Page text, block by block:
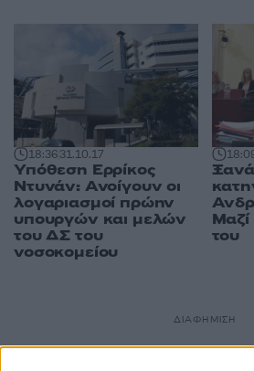
18:3631.10.17
Υπόθεση Ερρίκος
Ντυνάν: Ανοίγουν οι
λογαριασμοί πρώην
υπουργών και μελών
του ΔΣ του
νοσοκομείου
Μαζί
του
ΔΙΑΦΗΜΙΣΗ